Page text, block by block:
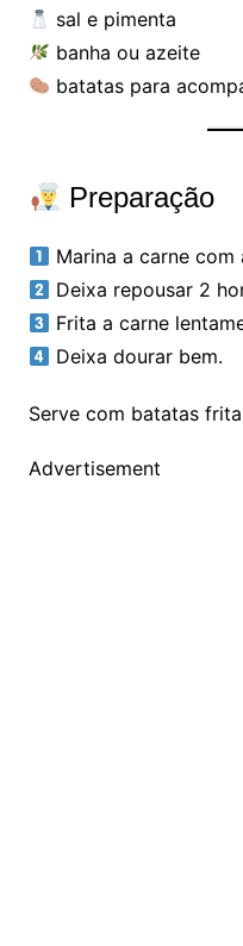
sal e pimenta
banha ou azeite
batatas para
Preparação
Marina a carne
Deixa repousar 2
Frita a carne
Deixa dourar bem.
Serve com batatas
Advertisement